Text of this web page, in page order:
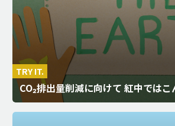
TRY IT.
CO₂排出量削減に向けて 紅中では